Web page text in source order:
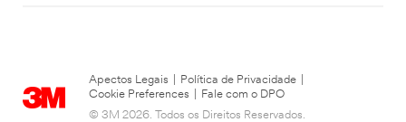
Apectos Legais Política de Privacidade
Cookie Preferences
Fale com o DPO
© 3M 2026. Todos os Direitos Reservados.